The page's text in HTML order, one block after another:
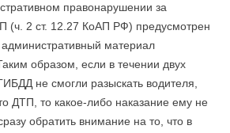
правонарушении за
(ч. 2 ст. 12.27 КоАП РФ) предусмотрен
материал
образом, если в течении двух
не смогли разыскать водителя,
ДТП, то какое-либо наказание ему не
обратить внимание на то, что в